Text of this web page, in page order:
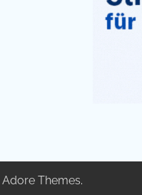
Adore Themes.